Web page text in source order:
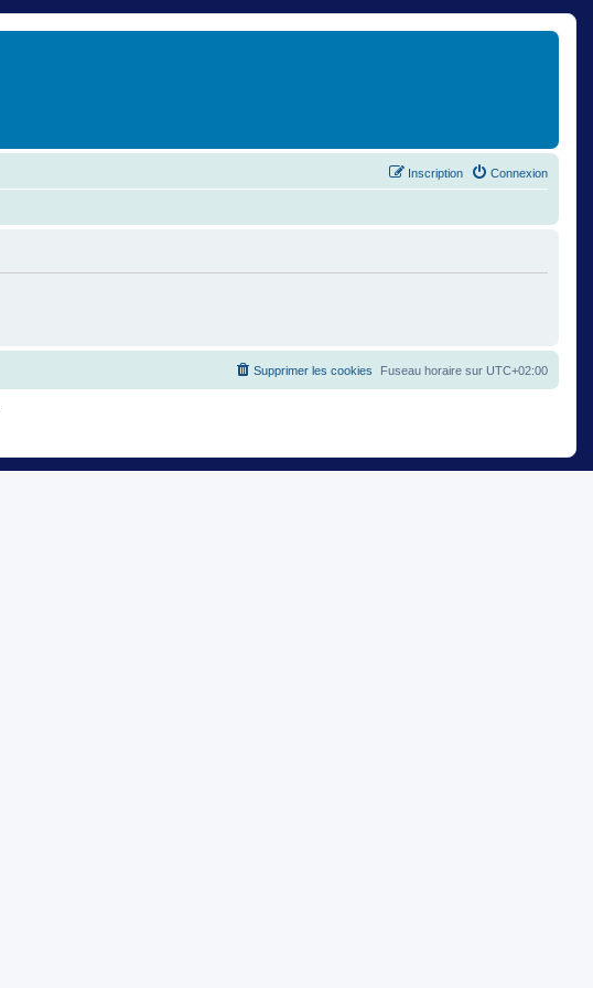
Connexion
Inscription
Fuseau horaire sur UTC+02:00
Supprimer les cookies